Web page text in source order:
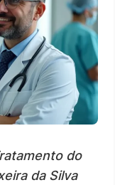
do
da Silva